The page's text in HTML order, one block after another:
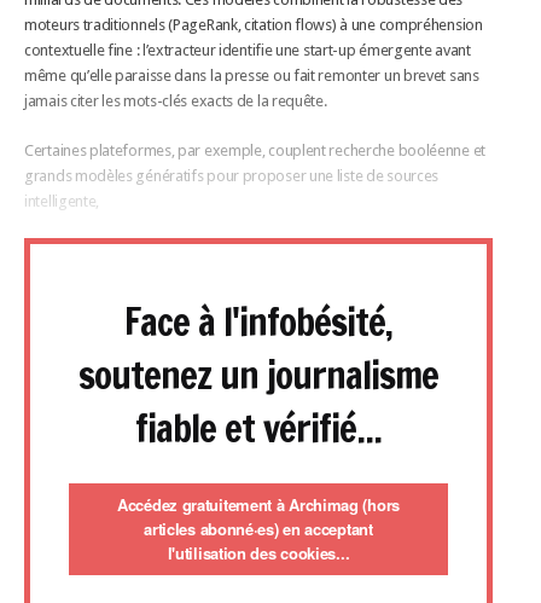
moteurs traditionnels (PageRank, citation flows) à une compréhension
contextuelle fine : l’extracteur identifie une start-up émergente avant
même qu’elle paraisse dans la presse ou fait remonter un brevet sans
jamais citer les mots-clés exacts de la requête.
Certaines plateformes, par exemple, couplent recherche booléenne et
grands modèles génératifs pour proposer une liste de sources
intelligente,
Face à l'infobésité,
soutenez un journalisme
fiable et vérifié...
Accédez gratuitement à Archimag (hors
articles abonné·es) en acceptant
l'utilisation des cookies...